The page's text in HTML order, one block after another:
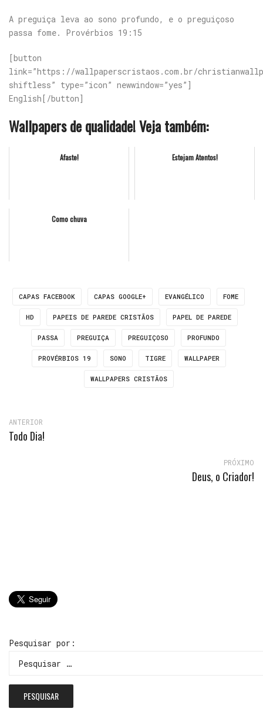
A preguiça leva ao sono profundo, e o preguiçoso
passa fome. Provérbios 19:15
[button
link=”https://wallpaperscristaos.com.br/
shiftless” type=”icon” newwindow=”yes”]
English[/button]
Wallpapers de qualidade! Veja também:
Afaste! Estejam Atentos!
Como chuva
CAPAS FACEBOOK CAPAS GOOGLE+ EVANGÉLICO FOME
HD PAPEIS DE PAREDE CRISTÃOS PAPEL DE PAREDE
PASSA PREGUIÇA PREGUIÇOSO PROFUNDO
PROVÉRBIOS 19 SONO TIGRE WALLPAPER
WALLPAPERS CRISTÃOS
ANTERIOR
Todo Dia!
PRÓXIMO
Deus, o Criador!
Pesquisar por: